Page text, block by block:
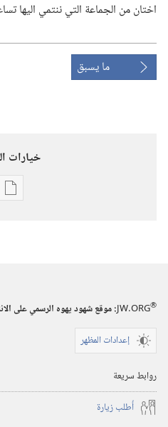
اختان من الجماعة التي ننتمي اليها
ما يسبق
خيارات
JW.ORG®
:‏ موقع شهود يهوه الرسمي على
إعدادات المظهر
روابط سريعة
أُطلب زيارة